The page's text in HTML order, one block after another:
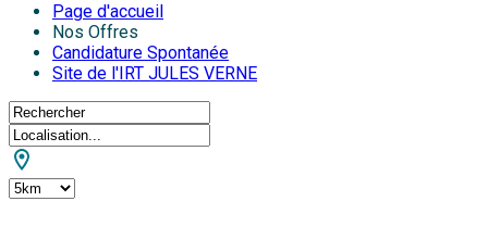
Page d'accueil
Nos Offres
Candidature Spontanée
Site de l'IRT JULES VERNE